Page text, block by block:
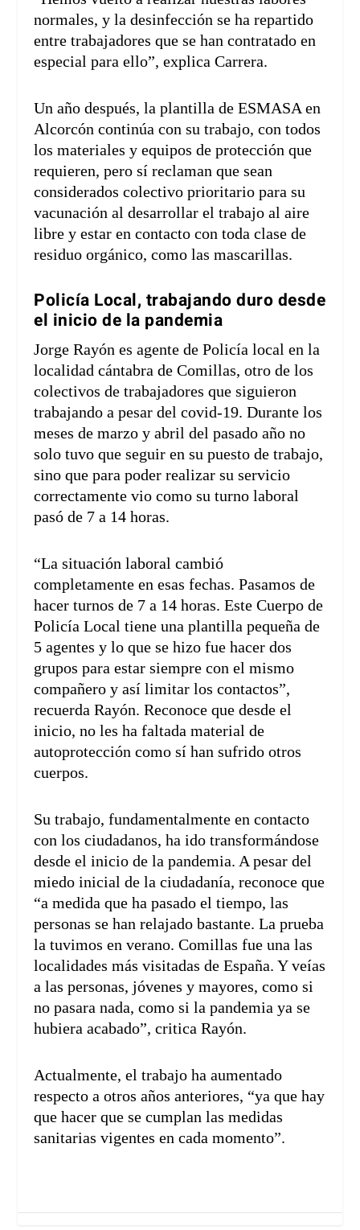
normales, y la desinfección se ha repartido
entre trabajadores que se han contratado en
especial para ello”, explica Carrera.
Un año después, la plantilla de ESMASA en
Alcorcón continúa con su trabajo, con todos
los materiales y equipos de protección que
requieren, pero sí reclaman que sean
considerados colectivo prioritario para su
vacunación al desarrollar el trabajo al aire
libre y estar en contacto con toda clase de
residuo orgánico, como las mascarillas.
Policía Local, trabajando duro desde
el inicio de la pandemia
Jorge Rayón es agente de Policía local en la
localidad cántabra de Comillas, otro de los
colectivos de trabajadores que siguieron
trabajando a pesar del covid-19. Durante los
meses de marzo y abril del pasado año no
solo tuvo que seguir en su puesto de trabajo,
sino que para poder realizar su servicio
correctamente vio como su turno laboral
pasó de 7 a 14 horas.
“La situación laboral cambió
completamente en esas fechas. Pasamos de
hacer turnos de 7 a 14 horas. Este Cuerpo de
Policía Local tiene una plantilla pequeña de
5 agentes y lo que se hizo fue hacer dos
grupos para estar siempre con el mismo
compañero y así limitar los contactos”,
recuerda Rayón. Reconoce que desde el
inicio, no les ha faltada material de
autoprotección como sí han sufrido otros
cuerpos.
Su trabajo, fundamentalmente en contacto
con los ciudadanos, ha ido transformándose
desde el inicio de la pandemia. A pesar del
miedo inicial de la ciudadanía, reconoce que
“a medida que ha pasado el tiempo, las
personas se han relajado bastante. La prueba
la tuvimos en verano. Comillas fue una las
localidades más visitadas de España. Y veías
a las personas, jóvenes y mayores, como si
no pasara nada, como si la pandemia ya se
hubiera acabado”, critica Rayón.
Actualmente, el trabajo ha aumentado
respecto a otros años anteriores, “ya que hay
que hacer que se cumplan las medidas
sanitarias vigentes en cada momento”.